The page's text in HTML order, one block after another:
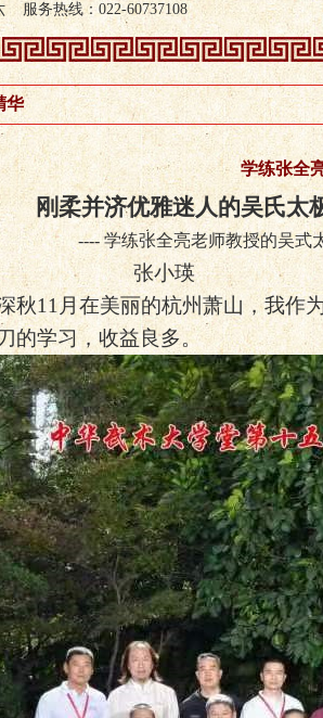
服务热线：022-60737108
华
学练张全
并济优雅迷人的吴氏太极
----学练张全亮老师教授的吴式
张小瑛
秋11月在美丽的杭州萧山，我作
的学习，收益良多。